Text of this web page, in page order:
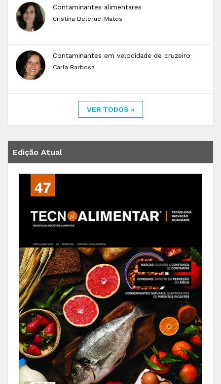
Contaminantes alimentares
Cristina Delerue-Matos
Contaminantes em velocidade de cruzeiro
Carla Barbosa
VER TODOS »
Edição Atual